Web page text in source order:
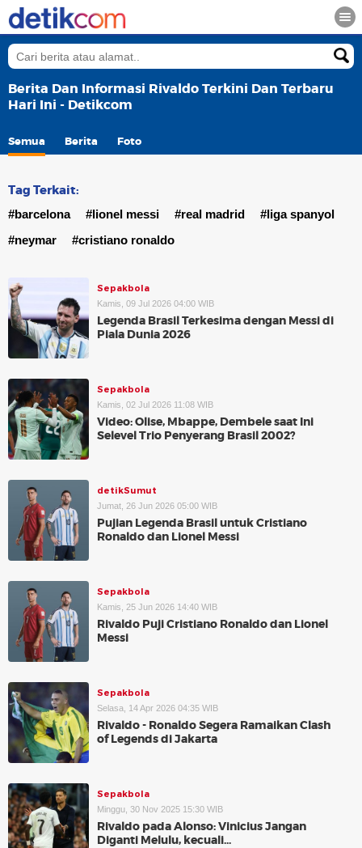
Berita Dan Informasi Rivaldo Terkini Dan Terbaru
Hari Ini - Detikcom
Semua Berita Foto
Tag Terkait:
#barcelona #lionel messi #real madrid
#liga spanyol
#neymar
#cristiano ronaldo
Sepakbola
Kamis, 09 Jul 2026 04:00 WIB
Legenda Brasil Terkesima dengan Messi di
Piala Dunia 2026
Sepakbola
Kamis, 02 Jul 2026 11:08 WIB
Video: Olise, Mbappe, Dembele saat Ini
Selevel Trio Penyerang Brasil 2002?
detikSumut
Jumat, 26 Jun 2026 05:00 WIB
Pujian Legenda Brasil untuk Cristiano
Ronaldo dan Lionel Messi
Sepakbola
Kamis, 25 Jun 2026 14:40 WIB
Rivaldo Puji Cristiano Ronaldo dan Lionel
Messi
Sepakbola
Selasa, 14 Apr 2026 04:35 WIB
Rivaldo - Ronaldo Segera Ramaikan Clash
of Legends di Jakarta
Sepakbola
Minggu, 30 Nov 2025 15:30 WIB
Rivaldo pada Alonso: Vinicius Jangan
Diganti Melulu, kecuali...